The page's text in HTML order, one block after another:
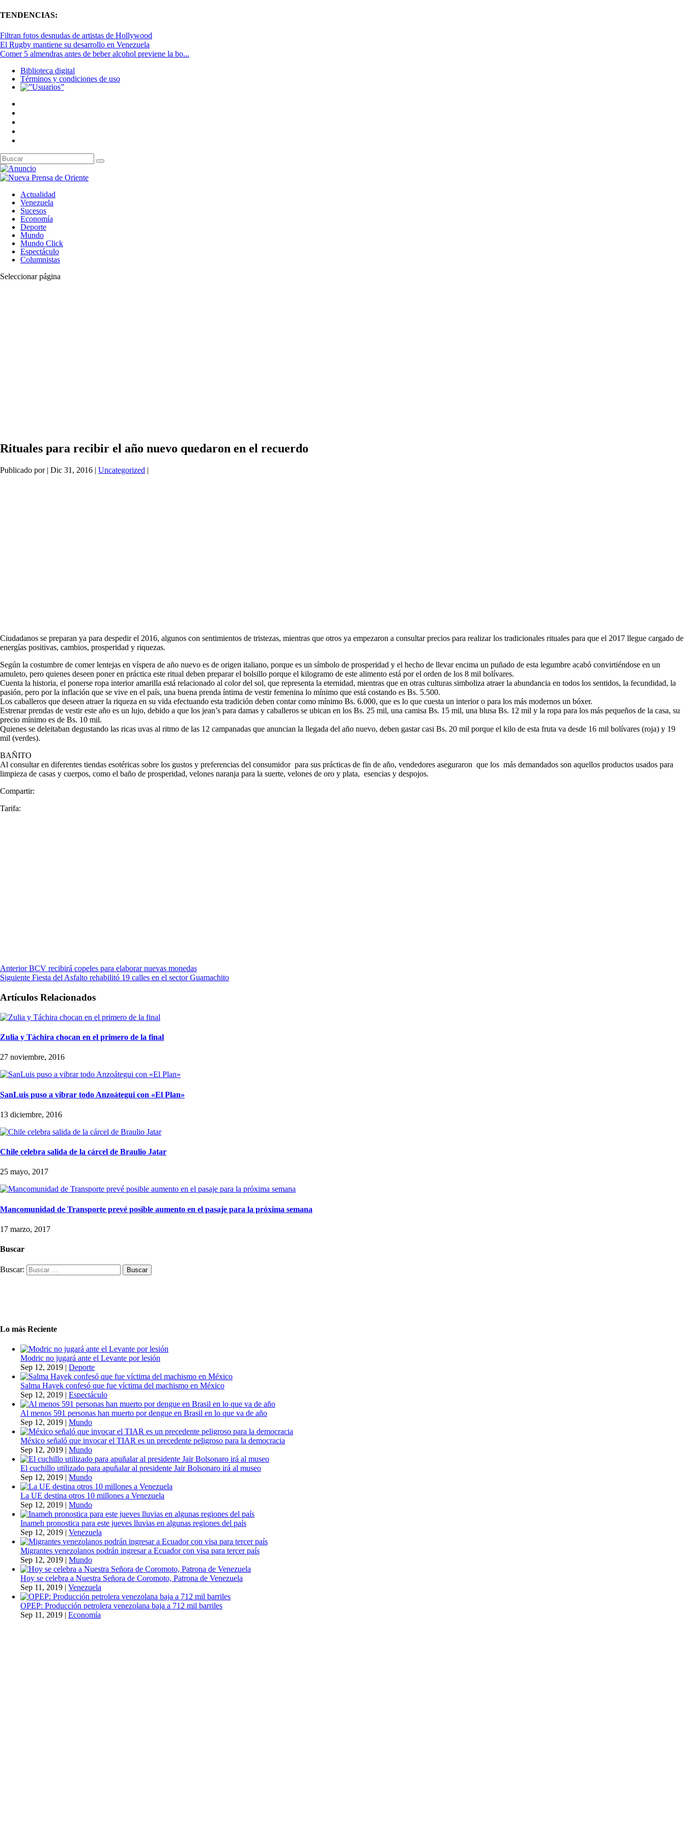
TENDENCIAS:
Filtran fotos desnudas de artistas de Hollywood
El Rugby mantiene su desarrollo en Venezuela
Comer 5 almendras antes de beber alcohol previene la bo...
Biblioteca digital
Términos y condiciones de uso
Actualidad
Venezuela
Sucesos
Economía
Deporte
Mundo
Mundo Click
Espectáculo
Columnistas
Seleccionar página
Rituales para recibir el año nuevo quedaron en el recuerdo
Publicado por | Dic 31, 2016 | Uncategorized |
Ciudadanos se preparan ya para despedir el 2016, algunos con sentimientos de tristezas, mientras que otros ya empezaron a consultar precios para realizar los tradicionales rituales para que el 2017 llegue cargado de
energías positivas, cambios, prosperidad y riquezas.
Según la costumbre de comer lentejas en víspera de año nuevo es de origen italiano, porque es un símbolo de prosperidad y el hecho de llevar encima un puñado de esta legumbre acabó convirtiéndose en un
amuleto, pero quienes deseen poner en práctica este ritual deben preparar el bolsillo porque el kilogramo de este alimento está por el orden de los 8 mil bolívares.
Cuenta la historia, el ponerse ropa interior amarilla está relacionado al color del sol, que representa la eternidad, mientras que en otras culturas simboliza atraer la abundancia en todos los sentidos, la fecundidad, la
pasión, pero por la inflación que se vive en el país, una buena prenda íntima de vestir femenina lo mínimo que está costando es Bs. 5.500.
Los caballeros que deseen atraer la riqueza en su vida efectuando esta tradición deben contar como mínimo Bs. 6.000, que es lo que cuesta un interior o para los más modernos un bóxer.
Estrenar prendas de vestir este año es un lujo, debido a que los jean’s para damas y caballeros se ubican en los Bs. 25 mil, una camisa Bs. 15 mil, una blusa Bs. 12 mil y la ropa para los más pequeños de la casa, su
precio mínimo es de Bs. 10 mil.
Quienes se deleitaban degustando las ricas uvas al ritmo de las 12 campanadas que anuncian la llegada del año nuevo, deben gastar casi Bs. 20 mil porque el kilo de esta fruta va desde 16 mil bolívares (roja) y 19
mil (verdes).
BAÑITO
Al consultar en diferentes tiendas esotéricas sobre los gustos y preferencias del consumidor para sus prácticas de fin de año, vendedores aseguraron que los más demandados son aquellos productos usados para
limpieza de casas y cuerpos, como el baño de prosperidad, velones naranja para la suerte, velones de oro y plata, esencias y despojos.
Compartir:
Tarifa:
Anterior BCV recibirá copeles para elaborar nuevas monedas
Siguiente Fiesta del Asfalto rehabilitó 19 calles en el sector Guamachito
Artículos Relacionados
Zulia y Táchira chocan en el primero de la final
27 noviembre, 2016
SanLuis puso a vibrar todo Anzoátegui con «El Plan»
13 diciembre, 2016
Chile celebra salida de la cárcel de Braulio Jatar
25 mayo, 2017
Mancomunidad de Transporte prevé posible aumento en el pasaje para la próxima semana
17 marzo, 2017
Buscar
Buscar:
Lo más Reciente
Modric no jugará ante el Levante por lesión
Sep 12, 2019 | Deporte
Salma Hayek confesó que fue víctima del machismo en México
Sep 12, 2019 | Espectáculo
Al menos 591 personas han muerto por dengue en Brasil en lo que va de año
Sep 12, 2019 | Mundo
México señaló que invocar el TIAR es un precedente peligroso para la democracia
Sep 12, 2019 | Mundo
El cuchillo utilizado para apuñalar al presidente Jair Bolsonaro irá al museo
Sep 12, 2019 | Mundo
La UE destina otros 10 millones a Venezuela
Sep 12, 2019 | Mundo
Inameh pronostica para este jueves lluvias en algunas regiones del país
Sep 12, 2019 | Venezuela
Migrantes venezolanos podrán ingresar a Ecuador con visa para tercer país
Sep 12, 2019 | Mundo
Hoy se celebra a Nuestra Señora de Coromoto, Patrona de Venezuela
Sep 11, 2019 | Venezuela
OPEP: Producción petrolera venezolana baja a 712 mil barriles
Sep 11, 2019 | Economía